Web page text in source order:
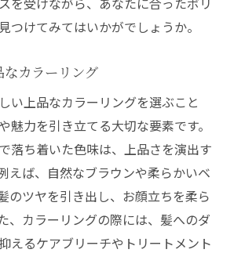
つけてみてはいかがでしょうか。
なカラーリング
い上品なカラーリングを選ぶこと
魅力を引き立てる大切な要素です。
落ち着いた色味は、上品さを演出す
えば、自然なブラウンや柔らかいベ
のツヤを引き出し、お顔立ちを柔ら
、カラーリングの際には、髪へのダ
えるケアブリーチやトリートメント